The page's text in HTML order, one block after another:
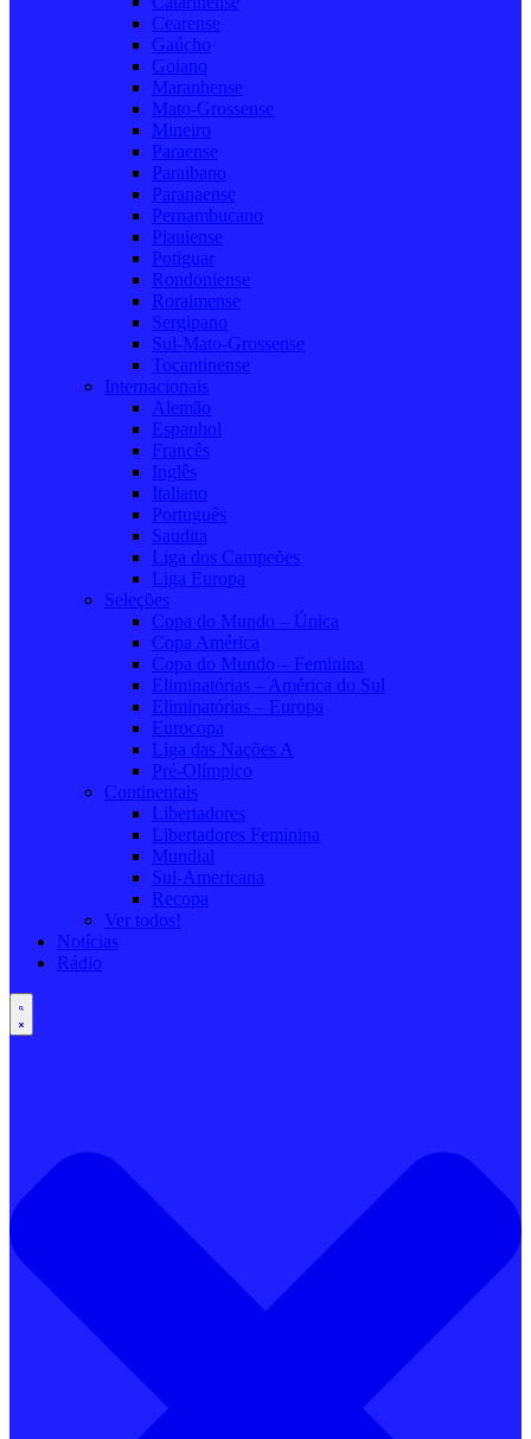
Cearense
Gaúcho
Goiano
Maranhense
Mato-Grossense
Mineiro
Paraense
Paraibano
Paranaense
Pernambucano
Piauiense
Potiguar
Rondoniense
Roraimense
Sergipano
Sul-Mato-Grossense
Tocantinense
Internacionais
Alemão
Espanhol
Francês
Inglês
Italiano
Português
Saudita
Liga dos Campeões
Liga Europa
Seleções
Copa do Mundo – Única
Copa América
Copa do Mundo – Feminina
Eliminatórias – América do Sul
Eliminatórias – Europa
Eurocopa
Liga das Nações A
Pré-Olímpico
Continentais
Libertadores
Libertadores Feminina
Mundial
Sul-Americana
Recopa
Ver todos!
Notícias
Rádio